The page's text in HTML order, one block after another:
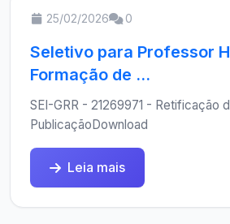
25/02/2026 0
Seletivo para Professor
Formação de ...
SEI-GRR - 21269971 - Retificação
PublicaçãoDownload
Leia mais